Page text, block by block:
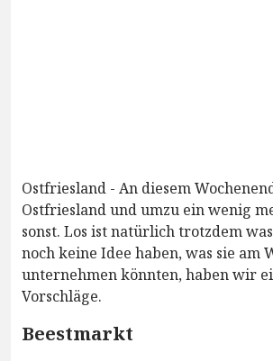
Ostfriesland - An diesem
Ostfriesland und umzu ein wenig
sonst. Los ist natürlich trotzdem
noch keine Idee haben, was sie am
unternehmen könnten, haben wir
Vorschläge.
Beestmarkt